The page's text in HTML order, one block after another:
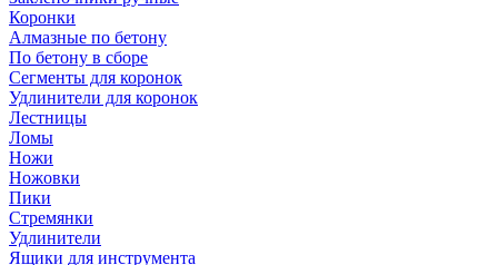
Коронки
Алмазные по бетону
По бетону в сборе
Сегменты для коронок
Удлинители для коронок
Лестницы
Ломы
Ножи
Ножовки
Пики
Стремянки
Удлинители
Ящики для инструмента